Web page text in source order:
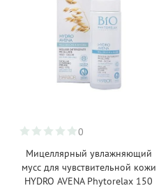
0
Мицеллярный увлажняющий
мусс для чувствительной кожи
HYDRO AVENA Phytorelax 150